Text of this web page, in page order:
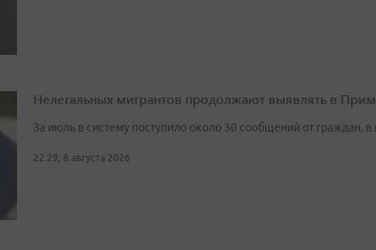
Нелегальных мигрантов продолжают выявлять в
За июль в систему поступило около 30 сообщений от граждан,
22:29, 8 августа 2026